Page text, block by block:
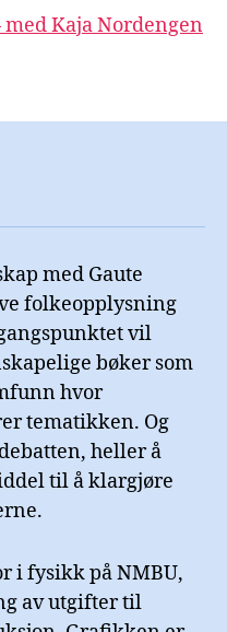
med Kaja Nordengen
med Gaute
folkeopplysning
vil
bøker som
hvor
tematikken. Og
heller å
til å klargjøre
i fysikk på NMBU,
av utgifter til